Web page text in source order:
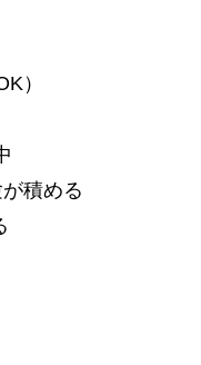
）
積める